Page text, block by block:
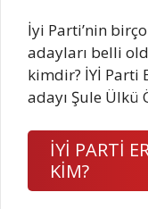
İyi Parti’nin
adayları belli
kimdir? İYİ Parti
adayı Şule Ülkü
İYİ PARTİ
KİM?